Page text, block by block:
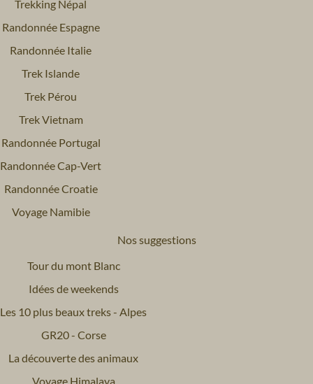
Trekking Népal
Randonnée Espagne
Randonnée Italie
Trek Islande
Trek Pérou
Trek Vietnam
Randonnée Portugal
Randonnée Cap-Vert
Randonnée Croatie
Voyage Namibie
Nos suggestions
Tour du mont Blanc
Idées de weekends
Les 10 plus beaux treks - Alpes
GR20 - Corse
La découverte des animaux
Voyage Himalaya